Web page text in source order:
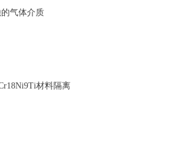
气体介质
材料隔离